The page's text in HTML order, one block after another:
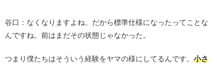
谷口：なくなりますよね。だから標準仕様になったってことな
んですね。前はまだその状態じゃなかった。
つまり僕たちはそういう経験をヤマの様にしてるんです。 小さ